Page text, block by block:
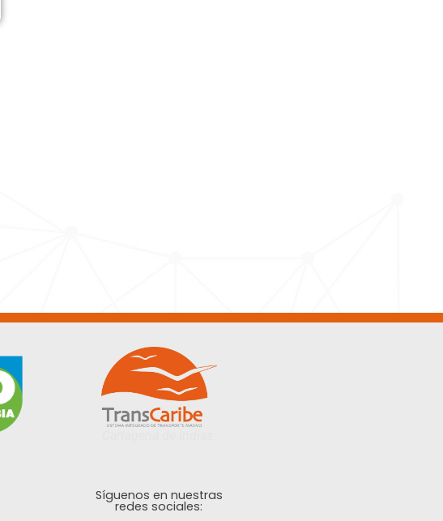
Síguenos en nuestras
redes sociales: